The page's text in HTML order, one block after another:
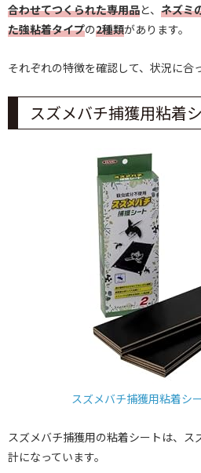
合わせてつくられた専用品と、 ネズミ
た強粘着タイプの2種類があります。
それぞれの特徴を確認して、状況に合
スズメバチ捕獲用粘着
スズメバチ捕獲用粘着シ
スズメバチ捕獲用の粘着シートは、
計になっています。